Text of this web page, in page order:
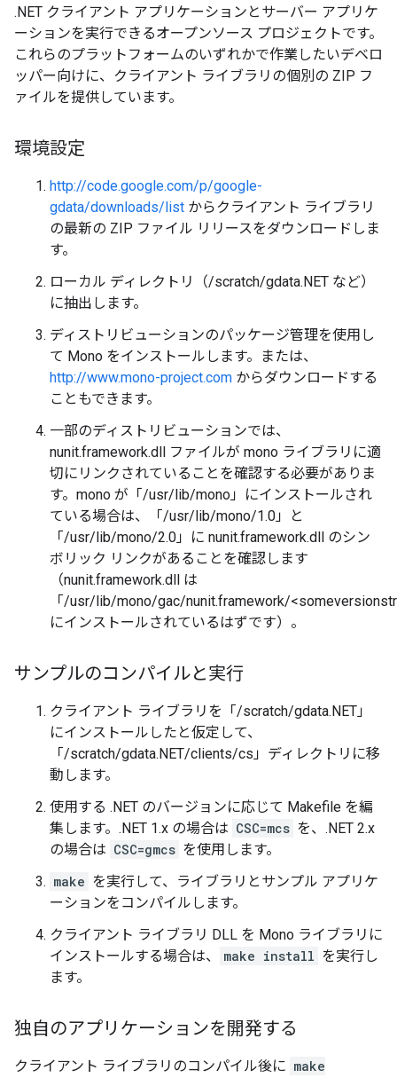
.NET クライアント アプリケーションとサーバー アプリケ
ーションを実行できるオープンソース プロジェクトです。
これらのプラットフォームのいずれかで作業したいデベロ
ッパー向けに、クライアント ライブラリの個別の ZIP フ
ァイルを提供しています。
環境設定
http://code.google.com/p/google-
gdata/downloads/list からクライアント ライブラリ
の最新の ZIP ファイル リリースをダウンロードしま
す。
ローカル ディレクトリ（/scratch/gdata.NET など）
に抽出します。
ディストリビューションのパッケージ管理を使用し
て Mono をインストールします。または、
http://www.mono-project.com からダウンロードする
こともできます。
一部のディストリビューションでは、
nunit.framework.dll ファイルが mono ライブラリに適
切にリンクされていることを確認する必要がありま
す。mono が「/usr/lib/mono」にインストールされ
ている場合は、「/usr/lib/mono/1.0」と
「/usr/lib/mono/2.0」に nunit.framework.dll のシン
ボリック リンクがあることを確認します
（nunit.framework.dll は
「/usr/lib/mono/gac/nunit.framework/
にインストールされているはずです）。
サンプルのコンパイルと実行
クライアント ライブラリを「/scratch/gdata.NET」
にインストールしたと仮定して、
「/scratch/gdata.NET/clients/cs」ディレクトリに移
動します。
使用する .NET のバージョンに応じて Makefile を編
集します。.NET 1.x の場合は CSC=mcs を、.NET 2.x
の場合は CSC=gmcs を使用します。
make を実行して、ライブラリとサンプル アプリケ
ーションをコンパイルします。
クライアント ライブラリ DLL を Mono ライブラリに
インストールする場合は、
make install を実行し
ます。
独自のアプリケーションを開発する
クライアント ライブラリのコンパイル後に make